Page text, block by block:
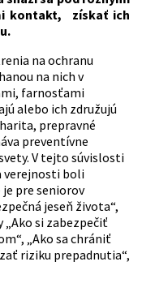
kontakt, získať ich
na ochranu
na nich v
farnosťami
alebo ich združujú
prepravné
preventívne
V tejto súvislosti
verejnosti boli
je pre seniorov
jeseň života“,
si zabezpečiť
„Ako sa chrániť
riziku prepadnutia“,